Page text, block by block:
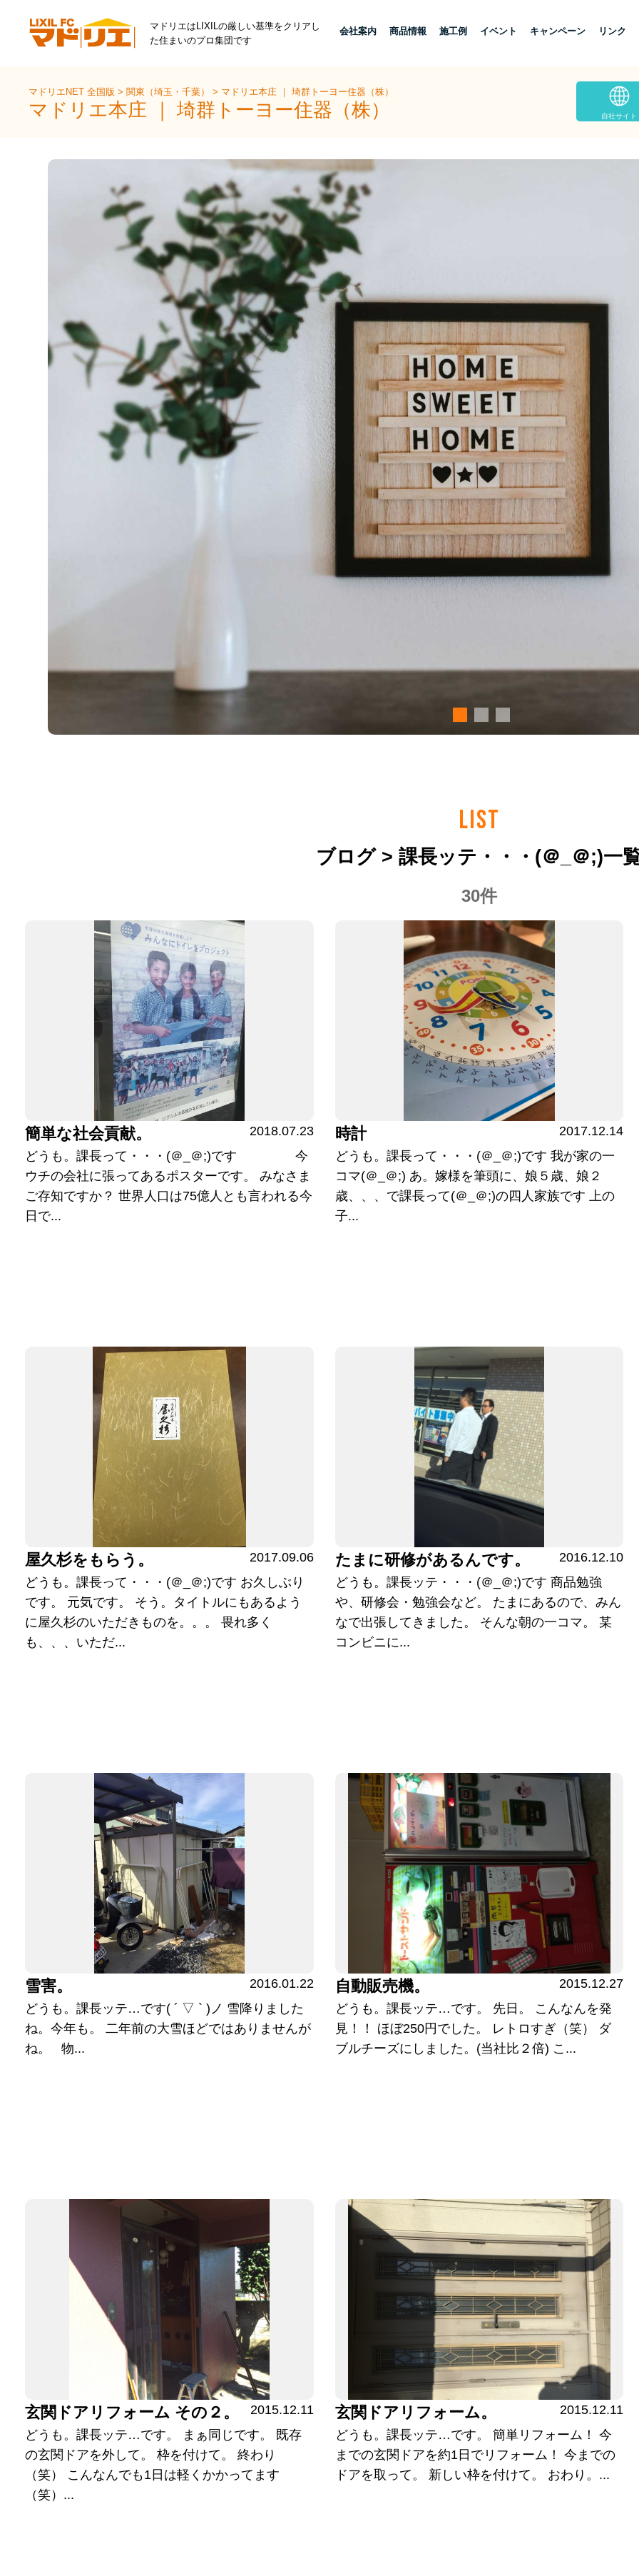
マドリエはLIXILの厳しい基準をクリアし
た住まいのプロ集団です
会社案内 商品情報 施工例 イベント キャンペーン リンク
マドリエNET 全国版>関東（埼玉・千葉）> マドリエ本庄 ｜ 埼群トーヨー住器（株）
マドリエ本庄 ｜ 埼群トーヨー住器（株） 自社サイト
LIST
ブログ > 課長ッテ・・・(＠_＠;)一
30件
簡単な社会貢献。
2018.07.23
どうも。課長って・・・(＠_＠;)です 今
ウチの会社に張ってあるポスターです。 みなさま
ご存知ですか？ 世界人口は75億人とも言われる今
日で...
時計
2017.12.14
どうも。課長って・・・(＠_＠;)です 我が家の一
コマ(＠_＠;) あ。嫁様を筆頭に、娘５歳、娘２
歳、、、で課長って(＠_＠;)の四人家族です 上の
子...
屋久杉をもらう。
2017.09.06
どうも。課長って・・・(＠_＠;)です お久しぶり
です。 元気です。 そう。タイトルにもあるよう
に屋久杉のいただきものを。。。 畏れ多く
も、、、いただ...
たまに研修があるんです。
2016.12.10
どうも。課長ッテ・・・(＠_＠;)です 商品勉強
や、研修会・勉強会など。 たまにあるので、みん
なで出張してきました。 そんな朝の一コマ。 某
コンビニに...
雪害。
2016.01.22
どうも。課長ッテ…です( ´ ▽ ` )ノ 雪降りました
ね。今年も。 二年前の大雪ほどではありませんが
ね。 物...
自動販売機。
2015.12.27
どうも。課長ッテ…です。 先日。 こんなんを発
見！！ ほぼ250円でした。 レトロすぎ（笑） ダ
ブルチーズにしました。(当社比２倍) こ...
玄関ドアリフォーム その２。
2015.12.11
どうも。課長ッテ…です。 まぁ同じです。 既存
の玄関ドアを外して。 枠を付けて。 終わり
（笑） こんなんでも1日は軽くかかってます
（笑）...
玄関ドアリフォーム。
2015.12.11
どうも。課長ッテ…です。 簡単リフォーム！ 今
までの玄関ドアを約1日でリフォーム！ 今までの
ドアを取って。 新しい枠を付けて。 おわり。...